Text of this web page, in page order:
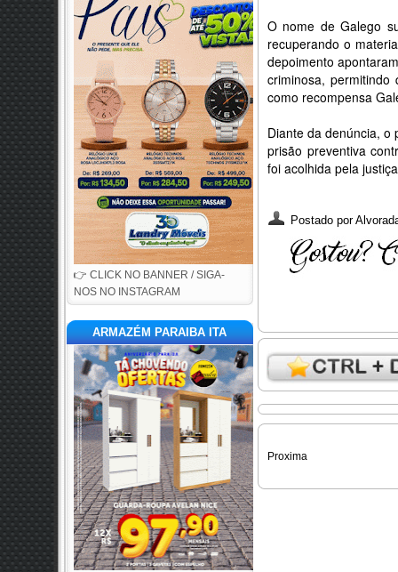
👉 CLICK NO BANNER / SIGA-
NOS NO INSTAGRAM
ARMAZÉM PARAIBA ITA
O nome de Galego
recuperando o
depoimento
criminosa,
como recompensa
Diante da denúncia, o
prisão preventiva
foi acolhida pela
Postado por
Proxima